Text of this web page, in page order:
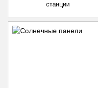
станции